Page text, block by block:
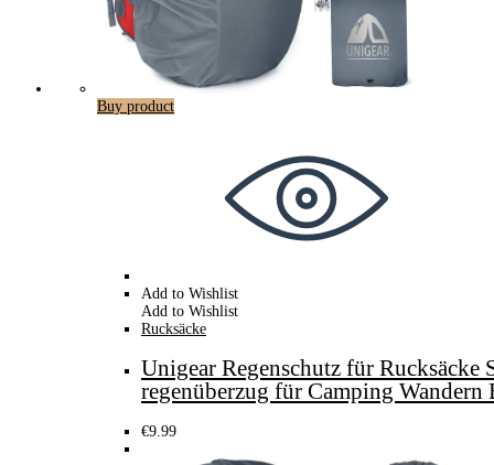
Buy product
Add to Wishlist
Add to Wishlist
Rucksäcke
Unigear Regenschutz für
regenüberzug für Camping Wandern
€9.99